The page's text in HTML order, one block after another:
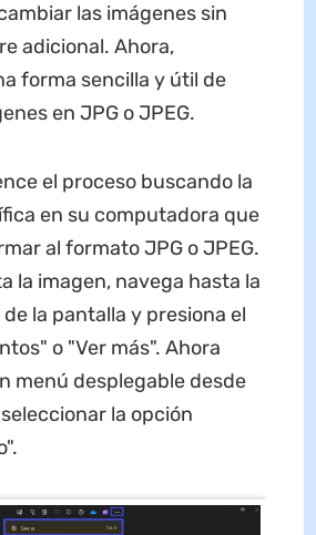
las imágenes sin
adicional. Ahora,
forma sencilla y útil de
en JPG o JPEG.
el proceso buscando la
en su computadora que
al formato JPG o JPEG.
la imagen, navega hasta la
la pantalla y presiona el
o "Ver más". Ahora
menú desplegable desde
la opción